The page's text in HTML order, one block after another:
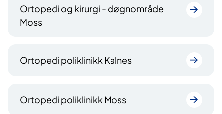
Ortopedi og kirurgi - døgnområde
Moss
Ortopedi poliklinikk Kalnes
Ortopedi poliklinikk Moss